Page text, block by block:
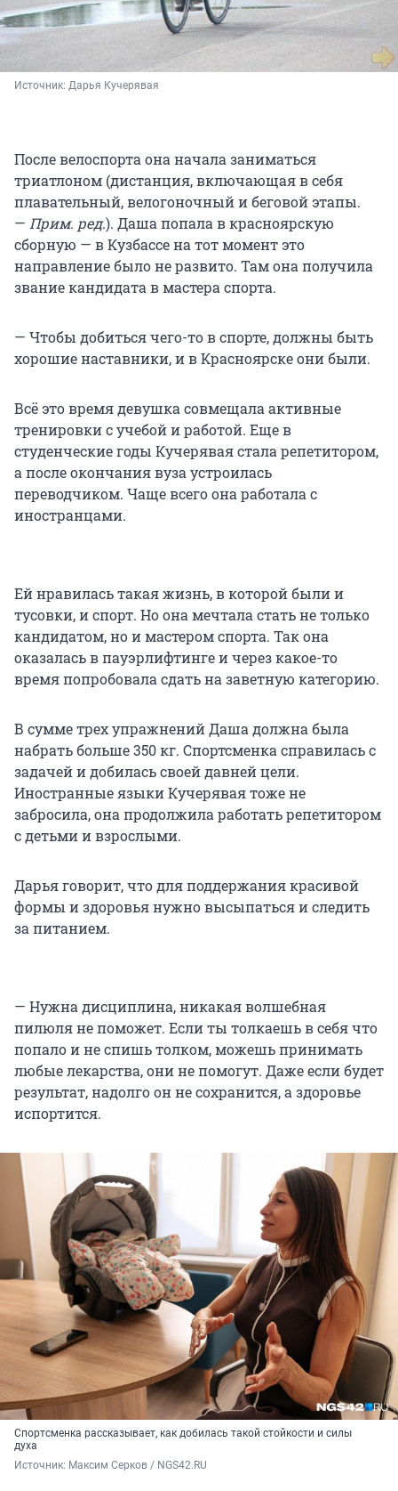
Источник: Дарья Кучерявая
После велоспорта она начала заниматься
триатлоном (дистанция, включающая в себя
плавательный, велогоночный и беговой этапы.
— Прим. ред.). Даша попала в красноярскую
сборную — в Кузбассе на тот момент это
направление было не развито. Там она получила
звание кандидата в мастера спорта.
— Чтобы добиться чего-то в спорте, должны быть
хорошие наставники, и в Красноярске они были.
Всё это время девушка совмещала активные
тренировки с учебой и работой. Еще в
студенческие годы Кучерявая стала репетитором,
а после окончания вуза устроилась
переводчиком. Чаще всего она работала с
иностранцами.
Ей нравилась такая жизнь, в которой были и
тусовки, и спорт. Но она мечтала стать не только
кандидатом, но и мастером спорта. Так она
оказалась в пауэрлифтинге и через какое-то
время попробовала сдать на заветную категорию.
В сумме трех упражнений Даша должна была
набрать больше350 кг. Спортсменка справилась с
задачей и добилась своей давней цели.
Иностранные языки Кучерявая тоже не
забросила, она продолжила работать репетитором
с детьми и взрослыми.
Дарья говорит, что для поддержания красивой
формы и здоровья нужно высыпаться и следить
за питанием.
— Нужна дисциплина, никакая волшебная
пилюля не поможет. Если ты толкаешь в себя что
попало и не спишь толком, можешь принимать
любые лекарства, они не помогут. Даже если будет
результат, надолго он не сохранится, а здоровье
испортится.
Спортсменка рассказывает, как добилась такой стойкости и силы
духа
Источник: Максим Серков / NGS42.RU